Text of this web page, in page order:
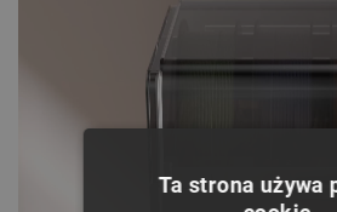
Ta strona używa